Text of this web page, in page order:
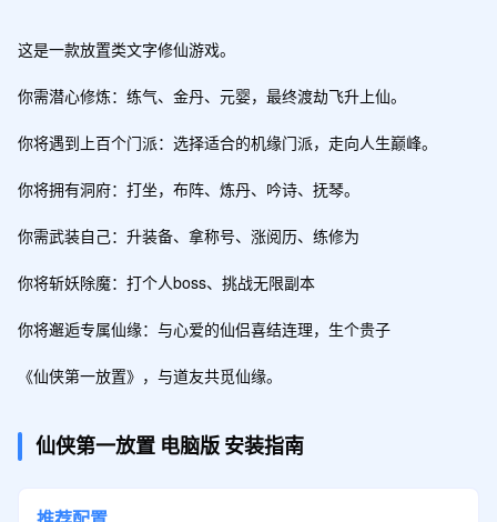
这是一款放置类文字修仙游戏。
你需潜心修炼：练气、金丹、元婴，最终渡劫飞升上仙。
你将遇到上百个门派：选择适合的机缘门派，走向人生巅峰。
你将拥有洞府：打坐，布阵、炼丹、吟诗、抚琴。
你需武装自己：升装备、拿称号、涨阅历、练修为
你将斩妖除魔：打个人boss、挑战无限副本
你将邂逅专属仙缘：与心爱的仙侣喜结连理，生个贵子
仙侠第一放置 电脑版 安装指南